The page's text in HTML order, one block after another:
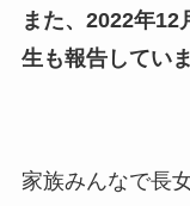
また、2022年12
生も報告していま
家族みんなで長